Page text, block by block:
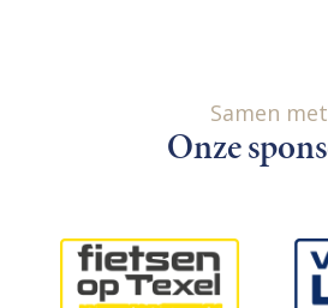
Samen met
Onze